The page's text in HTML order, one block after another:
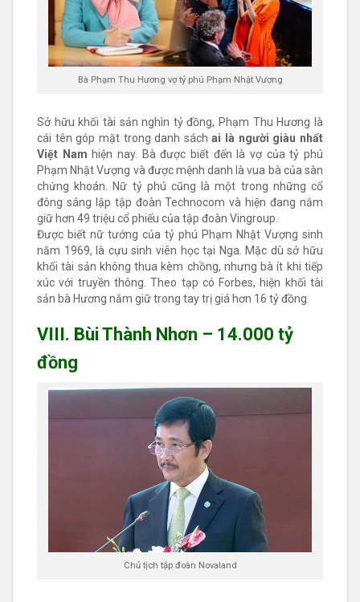
Bà Phạm Thu Hương vợ tỷ phú Phạm Nhật Vượng
Sở hữu khối tài sản nghìn tỷ đồng, Phạm Thu Hương là
cái tên góp mặt trong danh sáchai là người giàu nhất
Việt Nam hiện nay. Bà được biết đến là vợ của tỷ phú
Phạm Nhật Vượng và được mệnh danh là vua bà của sàn
chứng khoán. Nữ tỷ phú cũng là một trong những cổ
đông sáng lập tập đoàn Technocom và hiện đang nắm
giữ hơn 49 triệu cổ phiếu của tập đoàn Vingroup.
Được biết nữ tướng của tỷ phú Phạm Nhật Vượng sinh
năm 1969, là cựu sinh viên học tại Nga. Mặc dù sở hữu
khối tài sản không thua kèm chồng, nhưng bà ít khi tiếp
xúc với truyền thông. Theo tạp có Forbes, hiện khối tài
sản bà Hương nắm giữ trong tay trị giá hơn 16 tỷ đồng.
VIII. Bùi Thành Nhơn – 14.000 tỷ
đồng
Chủ tịch tập đoàn Novaland